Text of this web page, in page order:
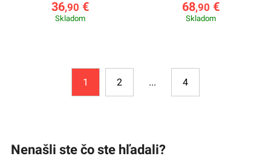
36,90 €
Skladom
68,90 €
Skladom
1 2 ... 4
Nenašli ste čo ste hľadali?